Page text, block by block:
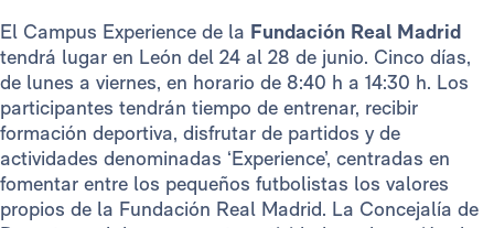
El Campus Experience de la Fundación Real Madrid
tendrá lugar en León del 24 al 28 de junio. Cinco días,
de lunes a viernes, en horario de 8:40 h a 14:30 h. Los
participantes tendrán tiempo de entrenar, recibir
formación deportiva, disfrutar de partidos y de
actividades denominadas ‘Experience’, centradas en
fomentar entre los pequeños futbolistas los valores
propios de la Fundación Real Madrid. La Concejalía de